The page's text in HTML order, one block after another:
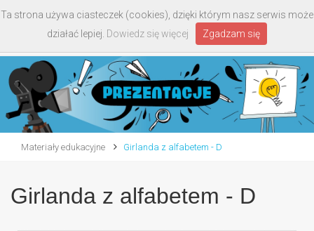
Materiały edukacyjne Girlanda z alfabetem - D
Girlanda z alfabetem - D
Ta strona używa ciasteczek (cookies), dzięki którym nasz serwis może
działać lepiej. Dowiedz się więcej Zgadzam się